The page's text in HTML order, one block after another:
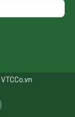
VTCCo.vn